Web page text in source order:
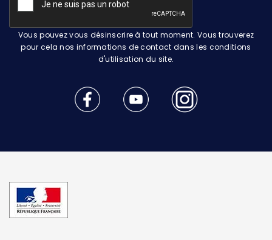
Vous pouvez vous désinscrire à tout moment. Vous trouverez
pour cela nos informations de contact dans les conditions
d'utilisation du site.